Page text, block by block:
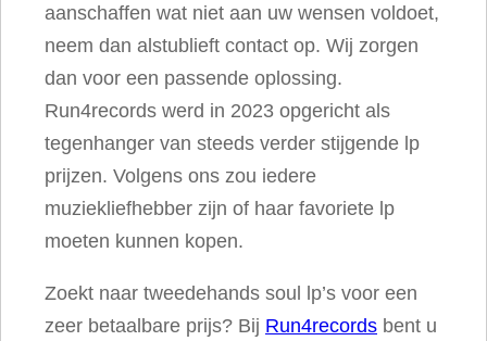
aanschaffen wat niet aan uw wensen voldoet,
neem dan alstublieft contact op. Wij zorgen
dan voor een passende oplossing.
Run4records werd in 2023 opgericht als
tegenhanger van steeds verder stijgende lp
prijzen. Volgens ons zou iedere
muziekliefhebber zijn of haar favoriete lp
moeten kunnen kopen.
Zoekt naar tweedehands soul lp’s voor een
zeer betaalbare prijs? Bij Run4records bent u